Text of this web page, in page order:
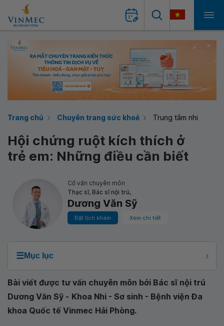
Trang chủ Chuyên trang sức khoẻ Trung tâm nhi
Hội chứng ruột kích thích ở
trẻ em: Những điều cần biết
Cố vấn chuyên môn
Thạc sĩ, Bác sĩ nội trú,
Dương Văn Sỹ
Đặt lịch khám Xem chi tiết
☰Mục lục
Bài viết được tư vấn chuyên môn bởi Bác sĩ nội trú
Dương Văn Sỹ - Khoa Nhi - Sơ sinh - Bệnh viện Đa
khoa Quốc tế Vinmec Hải Phòng.